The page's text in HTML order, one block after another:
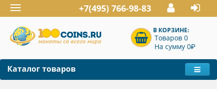
Toggle
navigation
+7(495) 766-98-83
В КОРЗИНЕ:
Товаров 0
На сумму 0P
Каталог товаров